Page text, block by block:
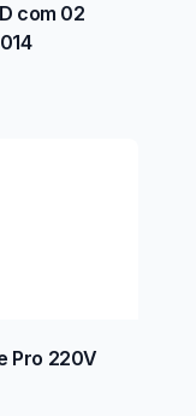
com 02
Pro 220V